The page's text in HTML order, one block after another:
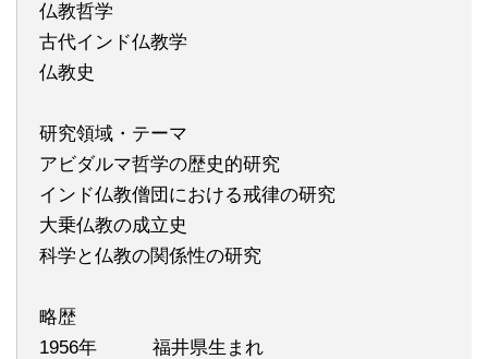
仏教哲学
古代インド仏教学
仏教史
研究領域・テーマ
アビダルマ哲学の歴史的研究
インド仏教僧団における戒律の研究
大乗仏教の成立史
科学と仏教の関係性の研究
略歴
1956年 福井県生まれ